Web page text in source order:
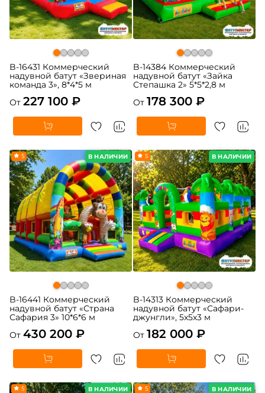
B-16431 Коммерческий
надувной батут «Звериная
команда 3», 8*4*5 м
От 227 100 ₽
B-14384 Коммерческий
надувной батут «Зайка
Степашка 2» 5*5*2,8 м
От 178 300 ₽
В НАЛИЧИИ
5
B-16441 Коммерческий
надувной батут «Страна
Сафария 3» 10*6*6 м
От 430 200 ₽
В НАЛИЧИИ
5
B-14313 Коммерческий
надувной батут «Сафари-
джунгли», 5x5x3 м
От 182 000 ₽
В НАЛИЧИИ
5 В НАЛИЧИИ
5